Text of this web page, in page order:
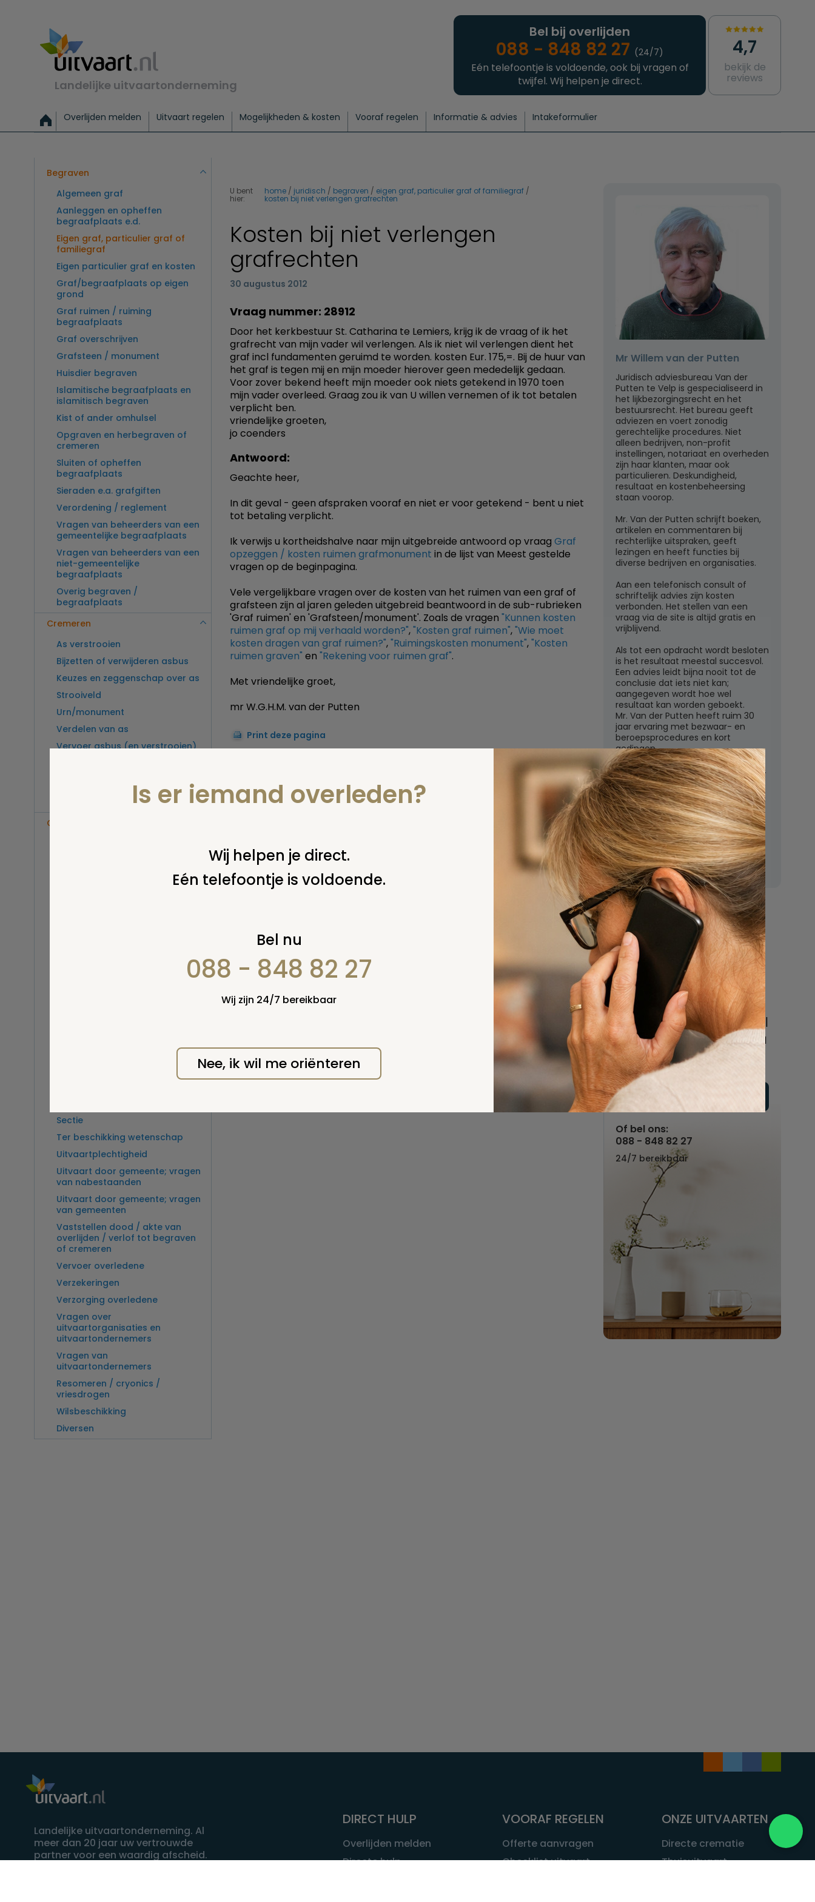
Landelijke uitvaartonderneming
Bel bij overlijden
088 - 848 82 27 (24/7)
Eén telefoontje is voldoende, ook bij vragen of
twijfel. Wij helpen je direct.
4,7
bekijk de
reviews
Overlijden melden Uitvaart regelen Mogelijkheden & kosten
Exclusieve uitvaart Begrafenis Basis
Vooraf regelen Informatie & advies Intakeformulier
Begraven
Algemeen graf
Aanleggen en opheffen
begraafplaats e.d.
Eigen graf, particulier graf of
familiegraf
Eigen particulier graf en kosten
Graf/begraafplaats op eigen
grond
Graf ruimen / ruiming
begraafplaats
Graf overschrijven
Grafsteen / monument
Huisdier begraven
Islamitische begraafplaats en
islamitisch begraven
Kist of ander omhulsel
Opgraven en herbegraven of
cremeren
Sluiten of opheffen
begraafplaats
Sieraden e.a. grafgiften
Verordening / reglement
Vragen van beheerders van een
gemeentelijke begraafplaats
Vragen van beheerders van een
niet-gemeentelijke
begraafplaats
Overig begraven /
begraafplaats
Cremeren
As verstrooien
Bijzetten of verwijderen asbus
Keuzes en zeggenschap over as
Strooiveld
Urn/monument
Verdelen van as
Vervoer asbus (en verstrooien)
Overige
Sectie
Ter beschikking wetenschap
Uitvaartplechtigheid
Uitvaart door gemeente; vragen
van nabestaanden
Uitvaart door gemeente; vragen
van gemeenten
Vaststellen dood / akte van
overlijden / verlof tot begraven
of cremeren
Vervoer overledene
Verzekeringen
Verzorging overledene
Vragen over
uitvaartorganisaties en
uitvaartondernemers
Vragen van
uitvaartondernemers
Resomeren / cryonics /
vriesdrogen
Wilsbeschikking
Diversen
U bent
hier:
home juridisch begraven eigen graf, particulier graf of familiegraf
kosten bij niet verlengen grafrechten
Kosten bij niet verlengen
grafrechten
30 augustus 2012
Vraag nummer: 28912
Door het kerkbestuur St. Catharina te Lemiers, krijg ik de vraag of ik het
grafrecht van mijn vader wil verlengen. Als ik niet wil verlengen dient het
graf incl fundamenten geruimd te worden. kosten Eur. 175,=. Bij de huur van
het graf is tegen mij en mijn moeder hierover geen mededelijk gedaan.
Voor zover bekend heeft mijn moeder ook niets getekend in 1970 toen
mijn vader overleed. Graag zou ik van U willen vernemen of ik tot betalen
verplicht ben.
vriendelijke groeten,
jo coenders
Antwoord:
Geachte heer,
In dit geval - geen afspraken vooraf en niet er voor getekend - bent u niet
tot betaling verplicht.
Ik verwijs u kortheidshalve naar mijn uitgebreide antwoord op vraag Graf
opzeggen / kosten ruimen grafmonument in de lijst van Meest gestelde
vragen op de beginpagina.
Vele vergelijkbare vragen over de kosten van het ruimen van een graf of
grafsteen zijn al jaren geleden uitgebreid beantwoord in de sub-rubrieken
'Graf ruimen' en 'Grafsteen/monument'. Zoals de vragen "Kunnen kosten
ruimen graf op mij verhaald worden?","Kosten graf ruimen","Wie moet
kosten dragen van graf ruimen?","Ruimingskosten monument","Kosten
ruimen graven" en "Rekening voor ruimen graf".
Met vriendelijke groet,
mr W.G.H.M. van der Putten
Print deze pagina
Spelregels
Verzenden
Wel verplicht, maar
wordt niet gepubliceerd.
Mr Willem van der Putten
Juridisch adviesbureau Van der
Putten te Velp is gespecialiseerd in
het lijkbezorgingsrecht en het
bestuursrecht. Het bureau geeft
adviezen en voert zonodig
gerechtelijke procedures. Niet
alleen bedrijven, non-profit
instellingen, notariaat en overheden
zijn haar klanten, maar ook
particulieren. Deskundigheid,
resultaat en kostenbeheersing
staan voorop.
Mr. Van der Putten schrijft boeken,
artikelen en commentaren bij
rechterlijke uitspraken, geeft
lezingen en heeft functies bij
diverse bedrijven en organisaties.
Aan een telefonisch consult of
schriftelijk advies zijn kosten
verbonden. Het stellen van een
vraag via de site is altijd gratis en
vrijblijvend.
Als tot een opdracht wordt besloten
is het resultaat meestal succesvol.
Een advies leidt bijna nooit tot de
conclusie dat iets niet kan;
aangegeven wordt hoe wel
resultaat kan worden geboekt.
Mr. Van der Putten heeft ruim 30
jaar ervaring met bezwaar- en
beroepsprocedures en kort
gedingen.
Juridisch adviesbureau mr. W.G.H.M.
van der Putten c.s.
Zutphensestraatweg 7
6881 WN Velp (Gld)
E-mail:
mr.vanderputten@gmail.com
Nu
een uitvaart
regelen
Beschrijf uw wensen
online of bel ons geheel
vrijblijvend voor hulp na
een overlijden.
Vul hier uw wensen in
Of bel ons:
088 - 848 82 27
24/7 bereikbaar
Landelijke uitvaartonderneming. Al
meer dan 20 jaar uw vertrouwde
partner voor een waardig afscheid.
DIRECT HULP
Overlijden melden
Directe hulp
VOORAF REGELEN
Offerte aanvragen
Checklist uitvaart
ONZE UITVAARTEN
Directe crematie
Thuisuitvaart
Is er iemand overleden?
Wij helpen je direct.
Eén telefoontje is voldoende.
Bel nu
088 - 848 82 27
Wij zijn 24/7 bereikbaar
Nee, ik wil me oriënteren